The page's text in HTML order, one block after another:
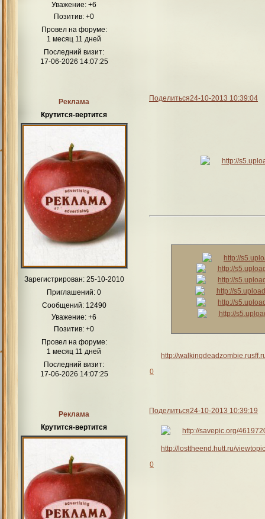
Уважение: +6
Позитив: +0
Провел на форуме:
1 месяц 11 дней
Последний визит:
17-06-2026 14:07:25
Поделиться24-10-2013 10:39:04
Реклама
Крутится-вертится
Зарегистрирован: 25-10-2010
Приглашений: 0
Сообщений:12490
Уважение: +6
Позитив: +0
Провел на форуме:
1 месяц 11 дней
Последний визит:
17-06-2026 14:07:25
http://
0
Поделиться24-10-2013 10:39:19
Реклама
Крутится-вертится
http://losttheend.hutt.ru/
0